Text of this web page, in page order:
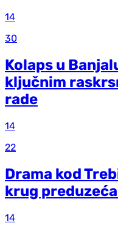
14
30
Kolaps u
ključnim
rade
14
22
Drama kod
krug
14